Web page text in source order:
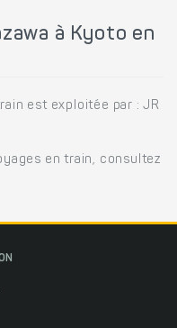
à Kyoto en
est exploitée par : JR
en train, consultez